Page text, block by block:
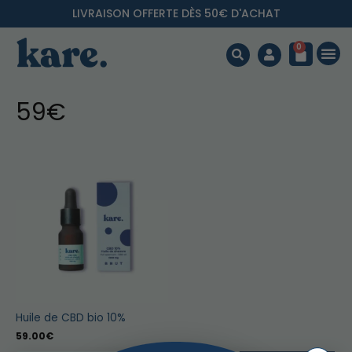
LIVRAISON OFFERTE DÈS 50€ D'ACHAT
0
59€
Huile de CBD bio 10%
59.00€